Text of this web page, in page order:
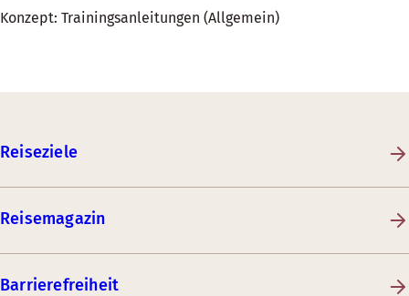
Konzept: Trainingsanleitungen (Allgemein)
Reiseziele
Reisemagazin
Barrierefreiheit